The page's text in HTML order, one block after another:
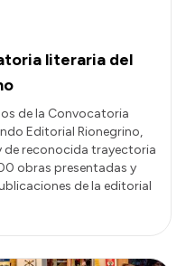
literaria del
de la Convocatoria
Editorial Rionegrino,
de reconocida trayectoria
obras presentadas y
de la editorial